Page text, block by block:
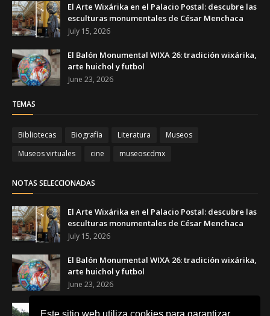
Este sitio web utiliza cookies para garantizar
El Arte Wixárika en el Palacio Postal: descubre las
esculturas monumentales de César Menchaca
July 15, 2026
El Balón Monumental WIXA 26: tradición wixárika,
arte huichol y futbol
June 23, 2026
TEMAS
Bibliotecas Biografía Literatura
Museos
Museos virtuales
cine museoscdmx
NOTAS SELECCIONADAS
El Arte Wixárika en el Palacio Postal: descubre las
esculturas monumentales de César Menchaca
July 15, 2026
El Balón Monumental WIXA 26: tradición wixárika,
arte huichol y futbol
June 23, 2026
Canchas Desiguales en el Museo Tamayo: el arte